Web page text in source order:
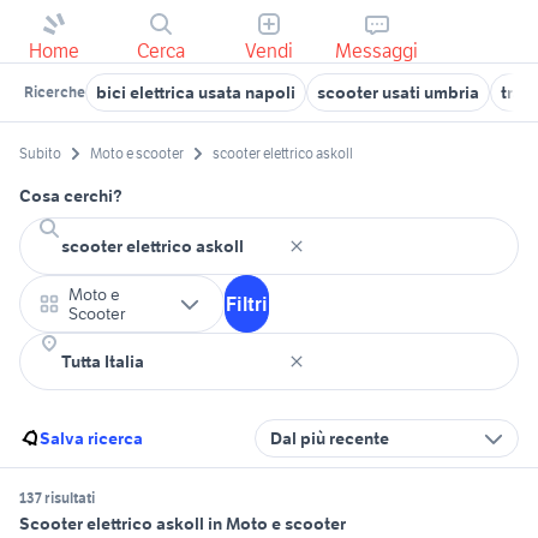
Home Cerca Vendi Messaggi
Ricerche bici elettrica usata napoli scooter usati umbria
Subito Moto e scooter scooter elettrico askoll
Cosa cerchi?
Moto e
Scooter
Filtri
Salva ricerca Dal più recente
137 risultati
Scooter elettrico askoll in Moto e scooter